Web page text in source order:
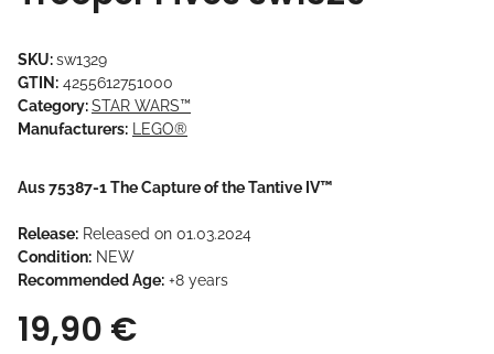
SKU:sw1329
GTIN: 4255612751000
Category:STAR WARS™
Manufacturers: LEGO®
Aus 75387-1 The Capture of the Tantive IV™
Release: Released on 01.03.2024
Condition: NEW
Recommended Age: +8 years
19,90 €